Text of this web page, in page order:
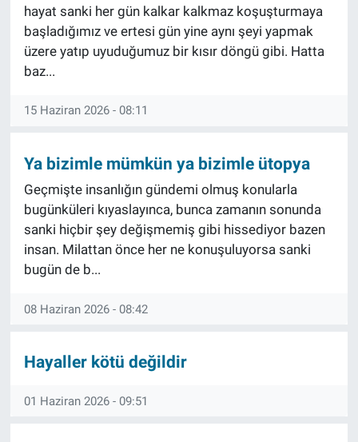
hayat sanki her gün kalkar kalkmaz koşuşturmaya
başladığımız ve ertesi gün yine aynı şeyi yapmak
üzere yatıp uyuduğumuz bir kısır döngü gibi. Hatta
baz...
15 Haziran 2026 - 08:11
Ya bizimle mümkün ya bizimle ütopya
Geçmişte insanlığın gündemi olmuş konularla
bugünküleri kıyaslayınca, bunca zamanın sonunda
sanki hiçbir şey değişmemiş gibi hissediyor bazen
insan. Milattan önce her ne konuşuluyorsa sanki
bugün de b...
08 Haziran 2026 - 08:42
Hayaller kötü değildir
01 Haziran 2026 - 09:51